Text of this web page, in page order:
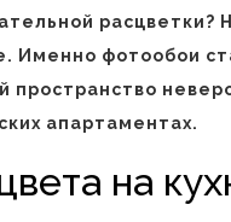
Именно фотообои
пространство
апартаментах.
на